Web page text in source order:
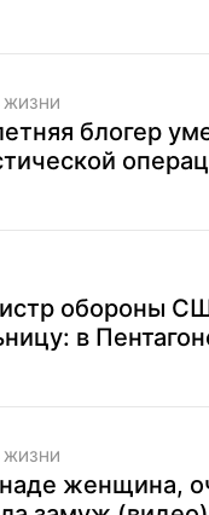
ЖИЗНИ
блогер
обороны
в
ЖИЗНИ
женщина,